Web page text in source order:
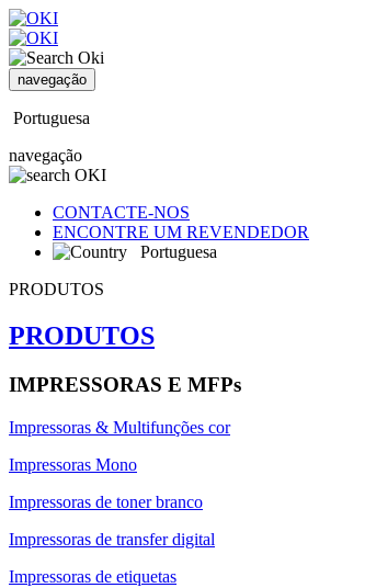
navegação
Portuguesa
navegação
CONTACTE-NOS
ENCONTRE UM REVENDEDOR
Portuguesa
PRODUTOS
PRODUTOS
IMPRESSORAS E MFPs
Impressoras & Multifunções cor
Impressoras Mono
Impressoras de toner branco
Impressoras de transfer digital
Impressoras de etiquetas